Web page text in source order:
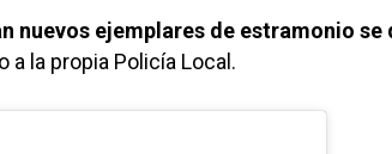
nuevos ejemplares de estramonio se
la propia Policía Local.